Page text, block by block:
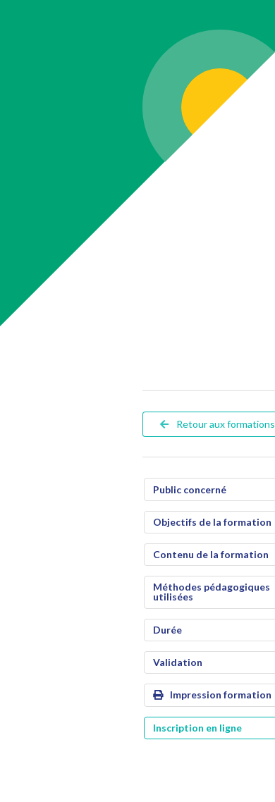
Retour aux formations
Public concerné
Objectifs de la formation
Contenu de la formation
Méthodes pédagogiques
utilisées
Durée
Validation
Impression formation
Inscription en ligne